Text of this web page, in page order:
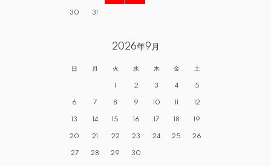
30 31
2026年9月
日 月 火 水 木 金 土
1 2 3 4 5
6 7 8 9 10 11 12
13 14 15 16 17 18 19
20 21 22 23 24 25 26
27 28 29 30